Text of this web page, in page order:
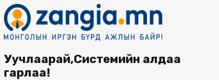
Уучлаарай,Системийн алдаа
гарлаа!